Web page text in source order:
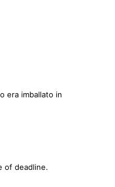
era imballato in
of deadline.